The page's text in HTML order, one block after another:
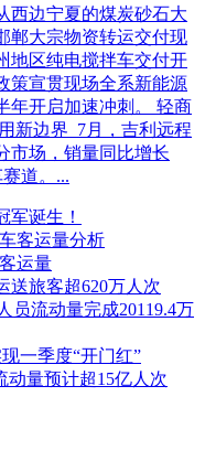
西边宁夏的煤炭砂石大
郸大宗物资转运交付现
地区纯电搅拌车交付开
策宣贯现场全系新能源
年开启加速冲刺。 轻商
新边界 7月，吉利远程
市场，销量同比增长
道。...
军诞生！
客运量分析
运量
送旅客超620万人次
员流动量完成20119.4万
一季度“开门红”
动量预计超15亿人次